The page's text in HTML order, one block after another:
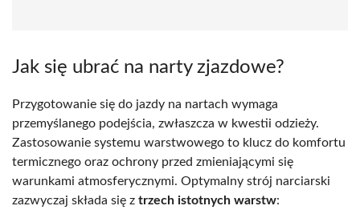
Jak się ubrać na narty zjazdowe?
Przygotowanie się do jazdy na nartach wymaga
przemyślanego podejścia, zwłaszcza w kwestii odzieży.
Zastosowanie systemu warstwowego to klucz do komfortu
termicznego oraz ochrony przed zmieniającymi się
warunkami atmosferycznymi. Optymalny strój narciarski
zazwyczaj składa się z trzech istotnych warstw: